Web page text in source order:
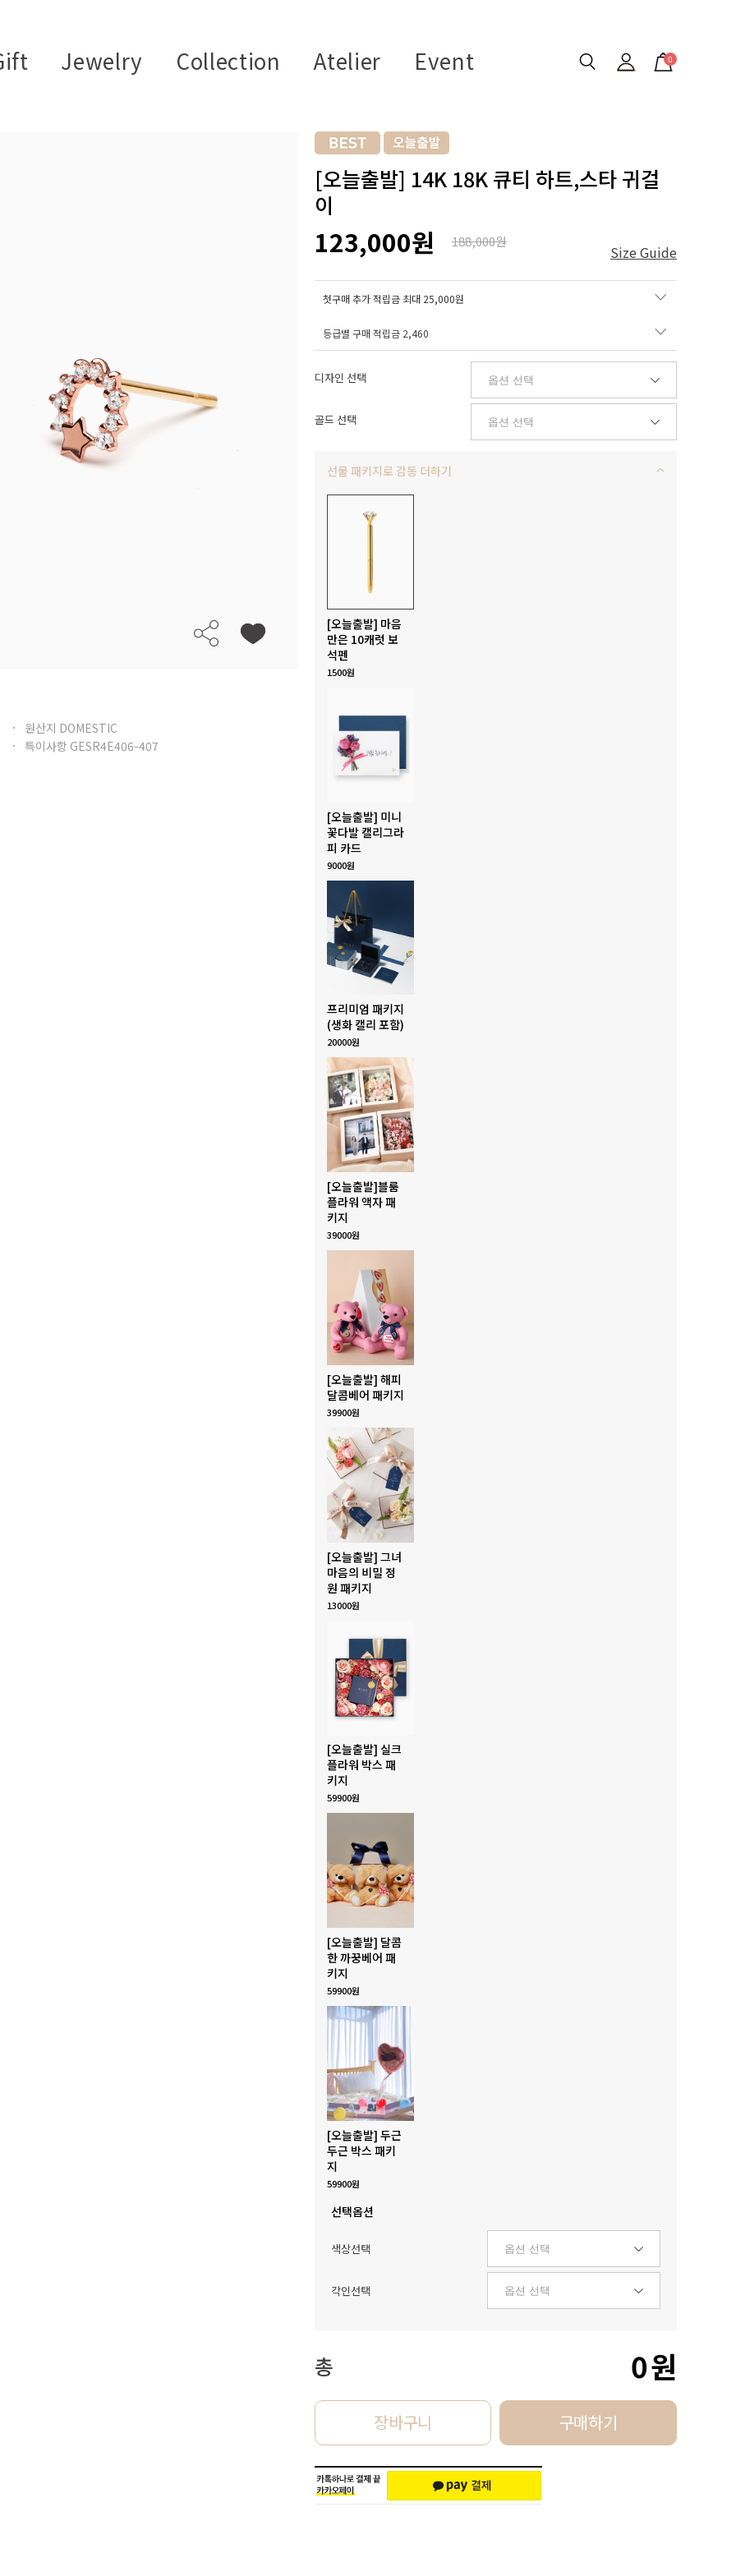
Jewelry Collection Atelier Event 0
원산지 DOMESTIC
특이사항 GESR4E406-407
[오늘출발] 14K 18K 큐티 하트,스타 귀걸
이
123,000원 188,000원
Size Guide
첫구매 추가 적립금 최대 25,000원
등급별 구매 적립금 2,460
디자인 선택
골드 선택
선물 패키지로 감동 더하기
[오늘출발] 마음
만은 10캐럿 보
석펜
1500원
[오늘출발] 미니
꽃다발 캘리그라
피 카드
9000원
프리미엄 패키지
(생화 캘리 포함)
20000원
[오늘출발]블룸
플라워 액자 패
키지
39000원
[오늘출발] 해피
달콤베어 패키지
39900원
[오늘출발] 그녀
마음의 비밀 정
원 패키지
13000원
[오늘출발] 실크
플라워 박스 패
키지
59900원
[오늘출발] 달콤
한 까꿍베어 패
키지
59900원
[오늘출발] 두근
두근 박스 패키
지
59900원
선택옵션
색상선택
각인선택
총 0원
장바구니 구매하기